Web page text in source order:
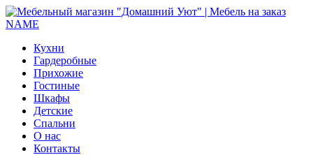
Кухни
Гардеробные
Прихожие
Гостиные
Шкафы
Детские
Спальни
О нас
Контакты